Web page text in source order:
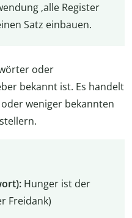
‚alle Register
Satz einbauen.
oder
bekannt ist. Es handelt
weniger bekannten
Hunger ist der
Freidank)